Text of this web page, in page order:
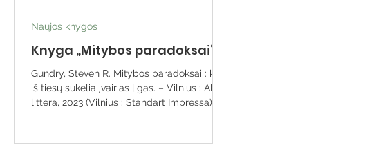
Knyga „Mitybos paradoksai“
Gundry, Steven R. Mitybos paradoksai : kas
iš tiesų sukelia įvairias ligas. – Vilnius : Alma
littera, 2023 (Vilnius : Standart Impressa)....
Naujos knygos